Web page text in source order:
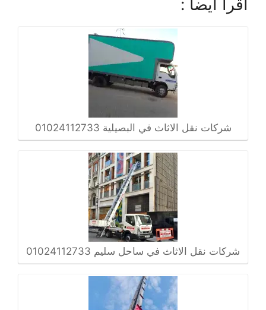
اقرأ ايضا :
شركات نقل الاثاث في البصيلية 01024112733
شركات نقل الاثاث في ساحل سليم 01024112733